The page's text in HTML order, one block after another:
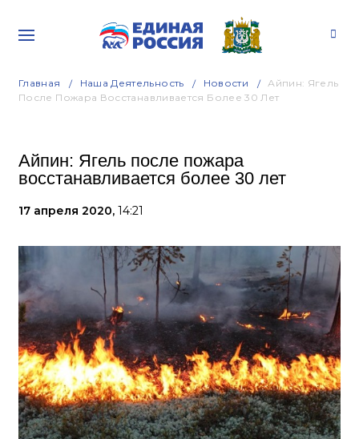
Главная Наша Деятельность Новости
Айпин: Ягель
После Пожара Восстанавливается Более 30 Лет
Айпин: Ягель после пожара
восстанавливается более 30 лет
17 апреля 2020, 14:21